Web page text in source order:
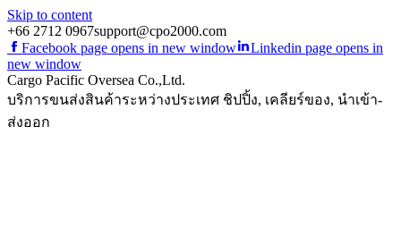
Skip to content
+66 2712 0967support@cpo2000.com
Facebook page opens in new window
Linkedin page opens in
new window
Cargo Pacific Oversea Co.,Ltd.
บริการขนส่งสินค้าระหว่างประเทศ ชิปปิ้ง, เคลียร์ของ, นำเข้า-
ส่งออก